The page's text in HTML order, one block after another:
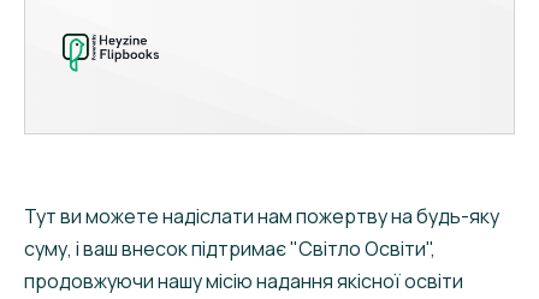
Тут ви можете надіслати нам пожертву на будь-яку
суму, і ваш внесок підтримає "Світло Освіти",
продовжуючи нашу місію надання якісної освіти